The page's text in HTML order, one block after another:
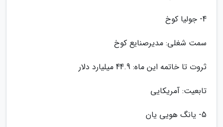
4- جولیا کوخ
سمت شغلی: مدیرصنایع کوخ
ثروت تا خاتمه این ماه: 44.9 میلیارد دلار
تابعیت: آمریکایی
5- یانگ هویی یان